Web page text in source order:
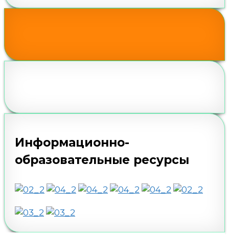
Информационно-
образовательные ресурсы